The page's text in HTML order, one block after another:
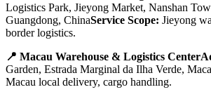
Logistics Park, Jieyong Market, Nanshan
Guangdong, ChinaService Scope: Jieyong
border logistics.
📍 Macau Warehouse & Logistics
Garden, Estrada Marginal da Ilha Verde,
Macau local delivery, cargo handling.